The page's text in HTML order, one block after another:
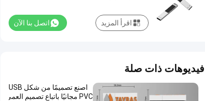
اتصل بنا الآن اقرأ المزيد
فيديوهات ذات صلة
اصنع تصميمًا من شكل USB
PVC مجانيًا باتباع تصميم العمي